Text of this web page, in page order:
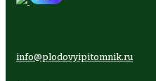
info@plodovyipitomnik.ru